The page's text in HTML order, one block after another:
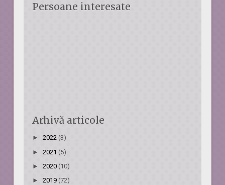
Persoane interesate
Arhivă articole
►2022 (3)
►2021(5)
►2020 (10)
►2019 (72)